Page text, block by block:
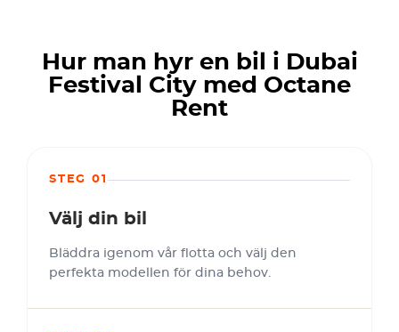
Hur man hyr en bil i Dubai
Festival City med Octane
Rent
STEG 01
Välj din bil
Bläddra igenom vår flotta och välj den
perfekta modellen för dina behov.